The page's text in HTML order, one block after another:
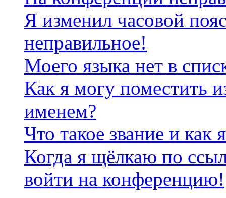
Я изменил часовой
неправильное!
Моего языка нет в
Как я могу поместить
именем?
Что такое звание и как
Когда я щёлкаю по
войти на конференцию!